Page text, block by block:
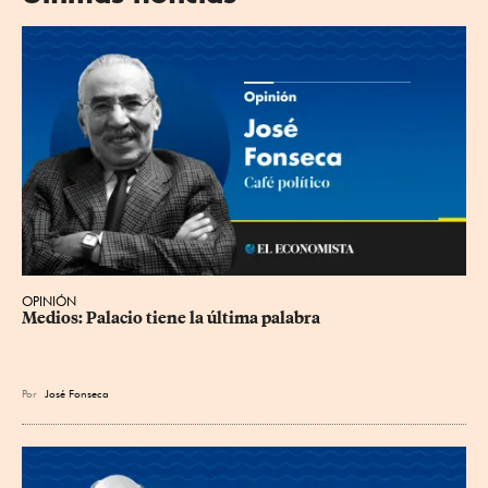
OPINIÓN
Medios: Palacio tiene la última palabra
Por José Fonseca